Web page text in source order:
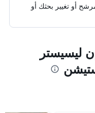
أو تغيير بحثك أو
ليسيستر